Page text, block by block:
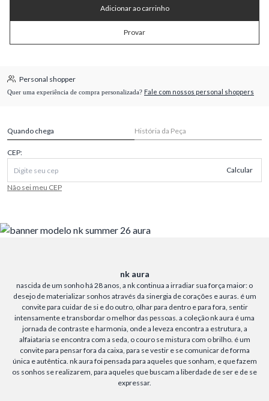
Adicionar ao carrinho
Provar
Personal shopper
Quer uma experiência de compra personalizada? Fale com nossos personal shoppers
Quando chega História da Peça
CEP:
Calcular
Não sei meu CEP
nk aura
nascida de um sonho há 28 anos, a nk continua a irradiar sua força maior: o
desejo de materializar sonhos através da sinergia de corações e auras. é um
convite para cuidar de si e do outro, olhar para dentro e para fora, sentir
intensamente e transbordar o melhor das pessoas. a coleção nk aura é uma
jornada de contraste e harmonia, onde a leveza encontra a estrutura, a
alfaiataria se encontra com a seda, o couro se mistura com o brilho. é um
convite para pensar fora da caixa, para se vestir e se comunicar de forma
única e autêntica. nk aura foi pensada para aqueles que sonham, e que fazem
os sonhos se realizarem, para aqueles que buscam a liberdade de ser e de se
expressar.